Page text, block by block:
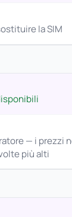
la SIM
— i prezzi
più alti